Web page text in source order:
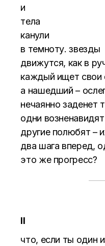
и
тела
канули
в темноту. звезды
движутся, как в
каждый ищет свои
а нашедший –
нечаянно заденет
одни
другие полюбят –
два шага вперед,
это же прогресс?
II
что, если ты один